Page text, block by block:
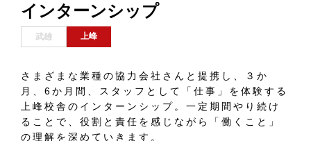
インターンシップ
武雄 上峰
さまざまな業種の協力会社さんと提携し、３か
月、6か月間、スタッフとして「仕事」を体験する
上峰校舎のインターンシップ。一定期間やり続け
ることで、役割と責任を感じながら「働くこと」
の理解を深めていきます。